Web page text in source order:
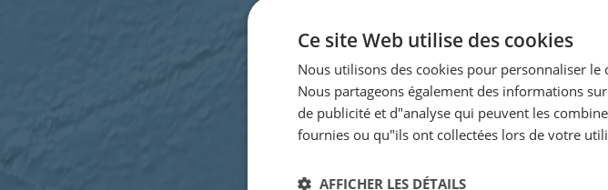
Ce site Web utilise des cookies
Nous utilisons des cookies pour personnaliser
Nous partageons également des informations
de publicité et d"analyse qui peuvent les
fournies ou qu"ils ont collectées lors de votre
AFFICHER LES DÉTAILS